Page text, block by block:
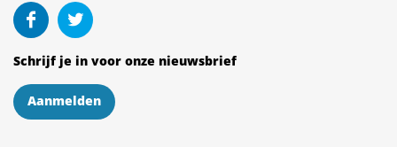
Schrijf je in voor onze nieuwsbrief
Aanmelden